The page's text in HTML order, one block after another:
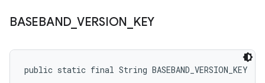
BASEBAND VERSION KEY
public static final String BASEBAND_VERSION_KEY